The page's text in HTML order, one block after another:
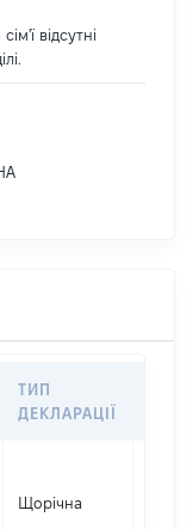
відсутні
ТИП
ДЕКЛАРАЦІЇ
Щорічна